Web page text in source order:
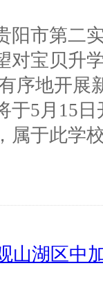
阳市第二
对宝贝升
序地开展
于5月15
属于此学
山湖区中